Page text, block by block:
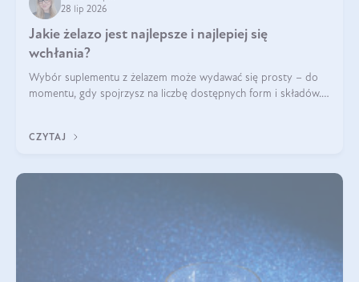
28 lip 2026
Jakie żelazo jest najlepsze i najlepiej się
wchłania?
Wybór suplementu z żelazem może wydawać się prosty – do
momentu, gdy spojrzysz na liczbę dostępnych form i składów.
zawierać suplement?
CZYTAJ